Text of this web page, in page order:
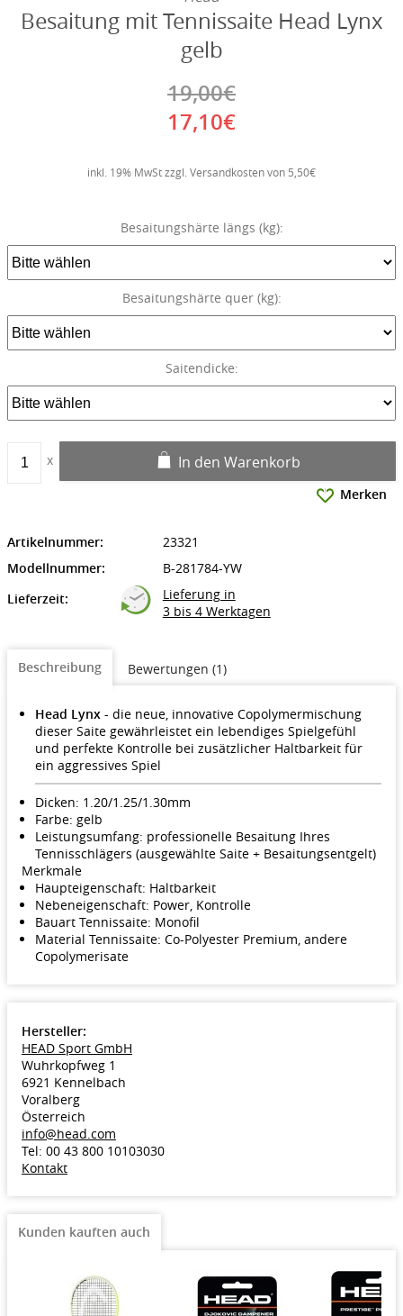
Besaitung mit Tennissaite Head Lynx
gelb
19,00€
17,10€
inkl. 19% MwSt zzgl. Versandkosten von 5,50€
Besaitungshärte längs (kg):
Besaitungshärte quer (kg):
Saitendicke:
In den Warenkorb
Merken
Artikelnummer:
23321
Modellnummer:
B-281784-YW
Lieferzeit:
Lieferung in
3 bis 4 Werktagen
Beschreibung Bewertungen (1)
Head Lynx - die neue, innovative Copolymermischung
dieser Saite gewährleistet ein lebendiges Spielgefühl
und perfekte Kontrolle bei zusätzlicher Haltbarkeit für
ein aggressives Spiel
Dicken: 1.20/1.25/1.30mm
Farbe: gelb
Leistungsumfang: professionelle Besaitung Ihres
Tennisschlägers (ausgewählte Saite + Besaitungsentgelt)
Merkmale
Haupteigenschaft: Haltbarkeit
Nebeneigenschaft: Power, Kontrolle
Bauart Tennissaite: Monofil
Material Tennissaite: Co-Polyester Premium, andere
Copolymerisate
Hersteller:
HEAD Sport GmbH
Wuhrkopfweg 1
6921 Kennelbach
Voralberg
Österreich
info@head.com
Tel: 00 43 800 10103030
Kontakt
Kunden kauften auch